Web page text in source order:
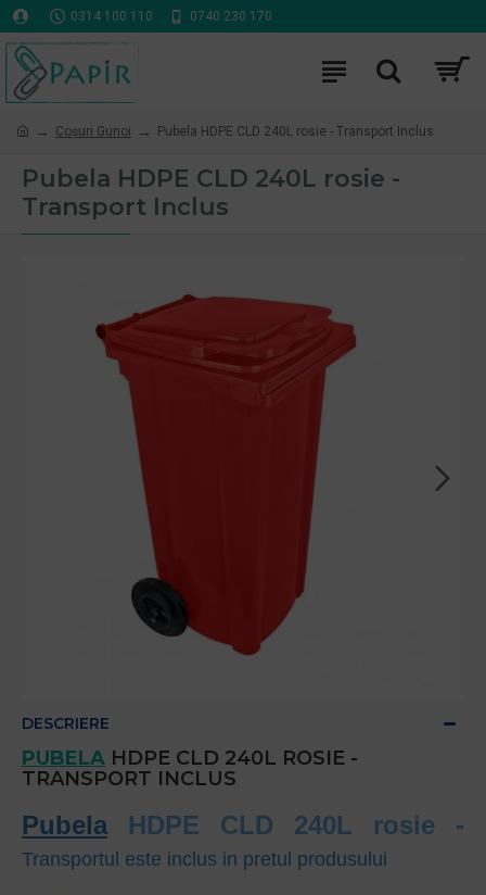
0314 100 110 0740 230 170
Coşuri Gunoi Pubela HDPE CLD 240L rosie - Transport Inclus
Pubela HDPE CLD 240L rosie -
Transport Inclus
DESCRIERE
PUBELA HDPE CLD 240L ROSIE -
TRANSPORT INCLUS
PubelaHDPE CLD 240L rosie -
Transportul este inclus in pretul produsului